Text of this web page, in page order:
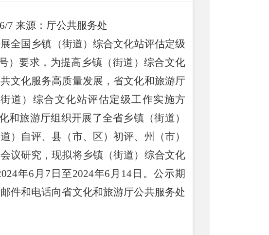
7 来源：厅公共服务处
全国乡镇（街道）综合文化站评估定级
）要求，为提高乡镇（街道）综合文化
文化服务高质量发展，省文化和旅游厅
道）综合文化站评估定级工作实施方
和旅游厅组织开展了全省乡镇（街道）
）自评、县（市、区）初评、州（市）
议研究，现拟将乡镇（街道）综合文化
年6 月 7 日至2024年6 月 14 日。公示期
件和电话向省文化和旅游厅公共服务处